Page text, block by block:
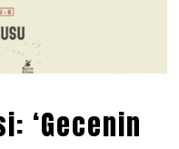
‘Gecenin